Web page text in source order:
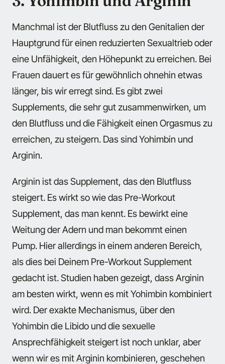
Manchmal ist der Blutfluss zu den Genitalien der
Hauptgrund für einen reduzierten Sexualtrieb oder
eine Unfähigkeit, den Höhepunkt zu erreichen. Bei
Frauen dauert es für gewöhnlich ohnehin etwas
länger, bis wir erregt sind. Es gibt zwei
Supplements, die sehr gut zusammenwirken, um
den Blutfluss und die Fähigkeit einen Orgasmus zu
erreichen, zu steigern. Das sind Yohimbin und
Arginin.
Arginin ist das Supplement, das den Blutfluss
steigert. Es wirkt so wie das Pre-Workout
Supplement, das man kennt. Es bewirkt eine
Weitung der Adern und man bekommt einen
Pump. Hier allerdings in einem anderen Bereich,
als dies bei Deinem Pre-Workout Supplement
gedacht ist. Studien haben gezeigt, dass Arginin
am besten wirkt, wenn es mit Yohimbin kombiniert
wird. Der exakte Mechanismus, über den
Yohimbin die Libido und die sexuelle
Ansprechfähigkeit steigert ist noch unklar, aber
wenn wir es mit Arginin kombinieren, geschehen